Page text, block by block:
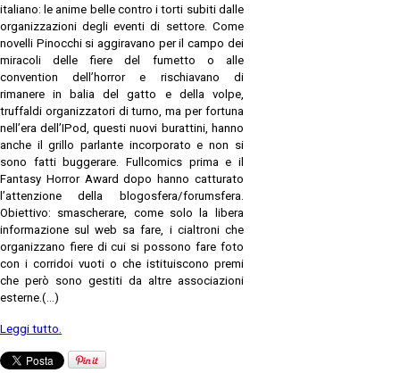
italiano: le anime belle contro i torti subiti dalle
organizzazioni degli eventi di settore. Come
novelli Pinocchi si aggiravano per il campo dei
miracoli delle fiere del fumetto o alle
convention dell’horror e rischiavano di
rimanere in balia del gatto e della volpe,
truffaldi organizzatori di turno, ma per fortuna
nell’era dell’IPod, questi nuovi burattini, hanno
anche il grillo parlante incorporato e non si
sono fatti buggerare. Fullcomics prima e il
Fantasy Horror Award dopo hanno catturato
l’attenzione della blogosfera/forumsfera.
Obiettivo: smascherare, come solo la libera
informazione sul web sa fare, i cialtroni che
organizzano fiere di cui si possono fare foto
con i corridoi vuoti o che istituiscono premi
che però sono gestiti da altre associazioni
esterne.(...)
Leggi tutto.